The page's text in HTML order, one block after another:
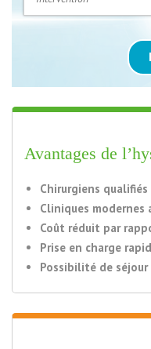
Avantages de
Chirurgiens
Cliniques
Coût réduit par
Prise en charge
Possibilité de